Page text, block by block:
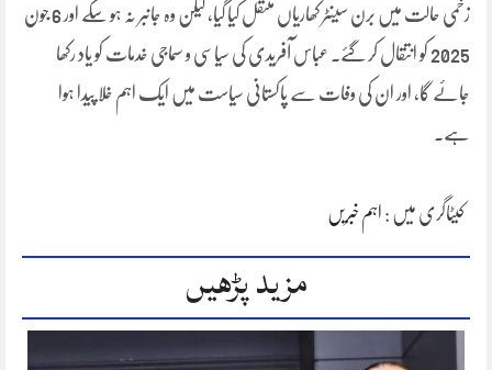
زخمی حالت میں برن سینٹر کھاریاں منتقل کیا گیا، لیکن وہ جانبر نہ ہو سکے اور 6 جون
2025 کو انتقال کر گئے۔ عباس آفریدی کی سیاسی و سماجی خدمات کو یاد رکھا
جائے گا، اور ان کی وفات سے پاکستانی سیاست میں ایک اہم خلا پیدا ہوا
ہے۔
کیٹاگری میں : اہم خبریں
مزید پڑھیں